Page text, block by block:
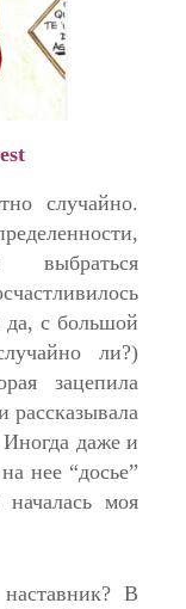
случайно.
да, с большой
ли?)
зацепила
рассказывала
даже и
нее “досье”
моя
В